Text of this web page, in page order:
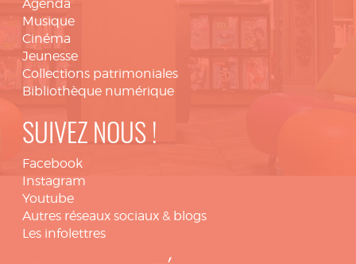
Agenda
Musique
Cinéma
Jeunesse
Collections patrimoniales
Bibliothèque numérique
SUIVEZ NOUS !
Facebook
Instagram
Youtube
Autres réseaux sociaux & blogs
Les infolettres